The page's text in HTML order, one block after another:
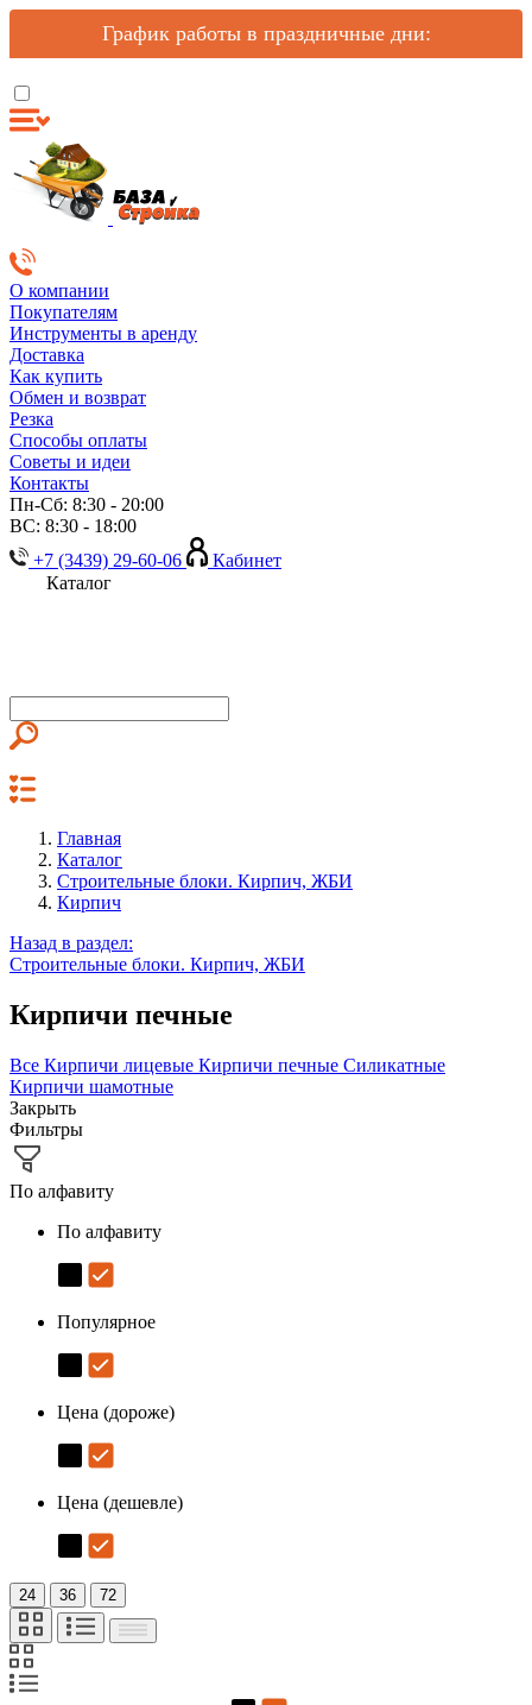
График работы в праздничные дни:
О компании
Покупателям
Инструменты в аренду
Доставка
Как купить
Обмен и возврат
Резка
Способы оплаты
Советы и идеи
Контакты
Пн-Сб: 8:30 - 20:00
ВС: 8:30 - 18:00
+7 (3439) 29-60-06
Кабинет
Каталог
Главная
Каталог
Строительные блоки. Кирпич, ЖБИ
Кирпич
Назад в раздел:
Строительные блоки. Кирпич, ЖБИ
Кирпичи печные
Все Кирпичи лицевые Кирпичи печные Силикатные
Кирпичи шамотные
Закрыть
Фильтры
По алфавиту
По алфавиту
Популярное
Цена (дороже)
Цена (дешевле)
24 36 72